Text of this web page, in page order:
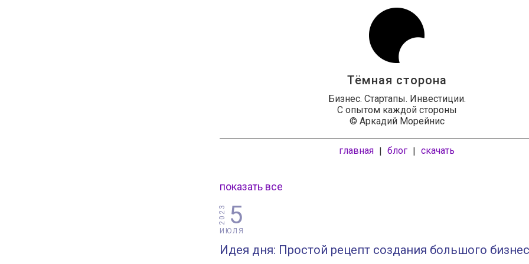
Тёмная сторона
Бизнес. Стартапы. Инвестиции.
С опытом каждой стороны
© Аркадий Морейнис
главная | блог | скачать
показать все
5
ИЮЛЯ
2023
Идея дня: Простой рецепт создания большого